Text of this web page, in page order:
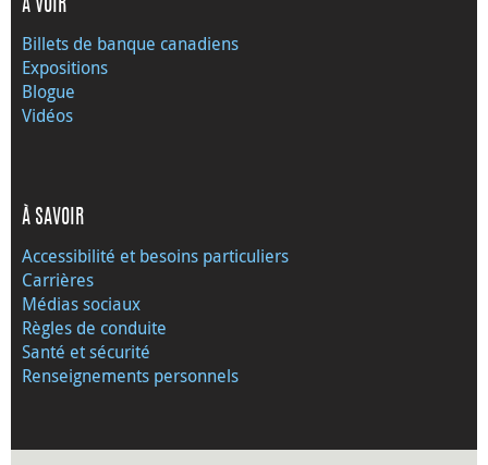
À VOIR
Billets de banque canadiens
Expositions
Blogue
Vidéos
À SAVOIR
Accessibilité et besoins particuliers
Carrières
Médias sociaux
Règles de conduite
Santé et sécurité
Renseignements personnels